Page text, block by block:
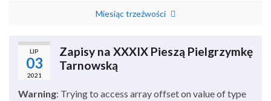
Miesiąc trzeźwości
LIP
03
2021
Zapisy na XXXIX Pieszą Pielgrzymkę
Tarnowską
Warning: Trying to access array offset on value of type